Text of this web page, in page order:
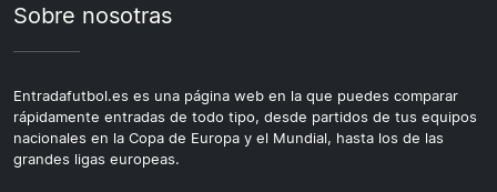
Sobre nosotras
Entradafutbol.es es una página web en la que puedes comparar
rápidamente entradas de todo tipo, desde partidos de tus equipos
nacionales en la Copa de Europa y el Mundial, hasta los de las
grandes ligas europeas.